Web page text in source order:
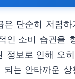
은 단순히 저렴하
인 소비 습관을
정보로 인해 오
되는 안타까운 상